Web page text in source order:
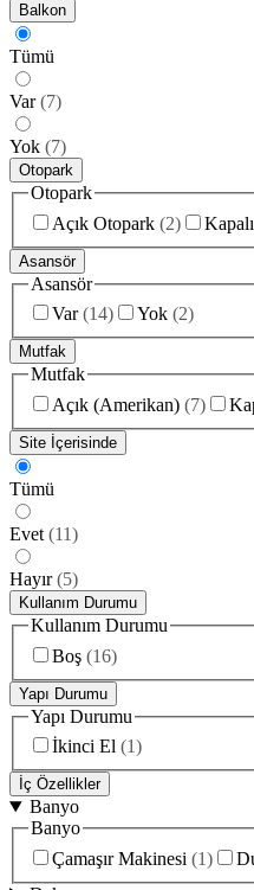
Balkon
Tümü
Var (7)
Yok (7)
Otopark
Otopark
Açık Otopark (2)
Asansör
Asansör
Var (14) Yok (2)
Mutfak
Mutfak
Açık (Amerikan) (7)
Site İçerisinde
Tümü
Evet (11)
Hayır (5)
Kullanım Durumu
Kullanım Durumu
Boş (16)
Yapı Durumu
Yapı Durumu
İkinci El (1)
İç Özellikler
Banyo
Banyo
Çamaşır Makinesi (1)